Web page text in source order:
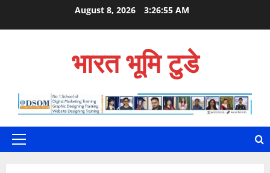
August 8, 2026 3:26:56 AM
भारत भूमि टुडे
Primary